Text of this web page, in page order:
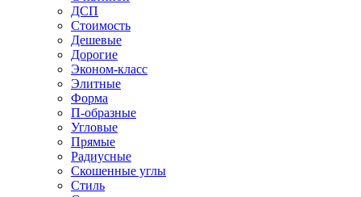
ДСП
Стоимость
Дешевые
Дорогие
Эконом-класс
Элитные
Форма
П-образные
Угловые
Прямые
Радиусные
Скошенные углы
Стиль